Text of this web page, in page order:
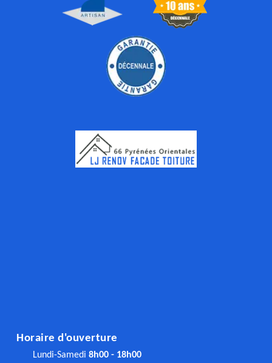
Horaire d'ouverture
Lundi-Samedi 8h00 - 18h00